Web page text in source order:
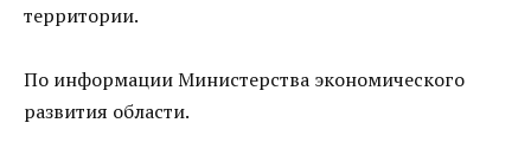
территории.
По информации Министерства экономического
развития области.